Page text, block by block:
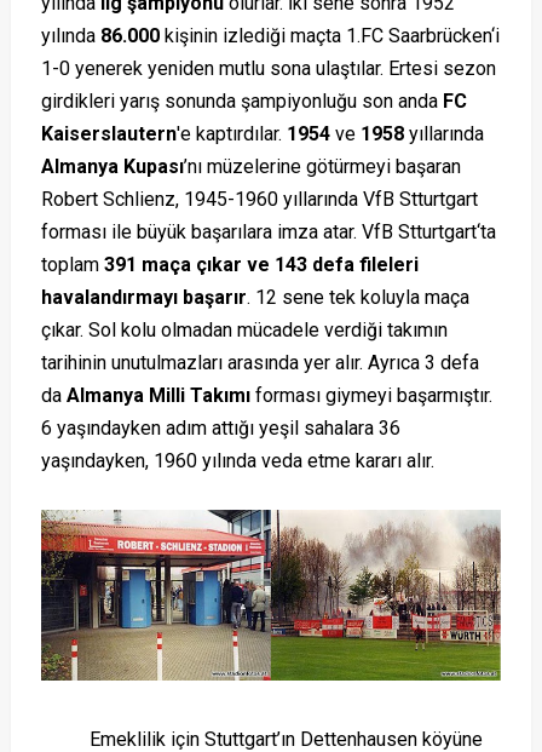
yılında 86.000kişinin izlediği maçta 1.FC Saarbrücken‘i
1-0 yenerek yeniden mutlu sona ulaştılar. Ertesi sezon
girdikleri yarış sonunda şampiyonluğu son andaFC
Kaiserslautern'e kaptırdılar. 1954 ve 1958 yıllarında
Almanya Kupası’nı müzelerine götürmeyi başaran
Robert Schlienz, 1945-1960 yıllarında VfB Stturtgart
forması ile büyük başarılara imza atar. VfB Stturtgart‘ta
toplam 391 maça çıkar ve 143 defa fileleri
havalandırmayı başarır. 12 sene tek koluyla maça
çıkar. Sol kolu olmadan mücadele verdiği takımın
tarihinin unutulmazları arasında yer alır. Ayrıca 3 defa
da Almanya Milli Takımı forması giymeyi başarmıştır.
6 yaşındayken adım attığı yeşil sahalara 36
yaşındayken, 1960 yılında veda etme kararı alır.
Emeklilik için Stuttgart’ın Dettenhausen köyüne